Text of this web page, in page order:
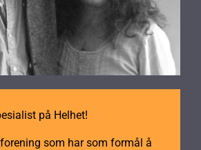
på Helhet!
som har som formål å